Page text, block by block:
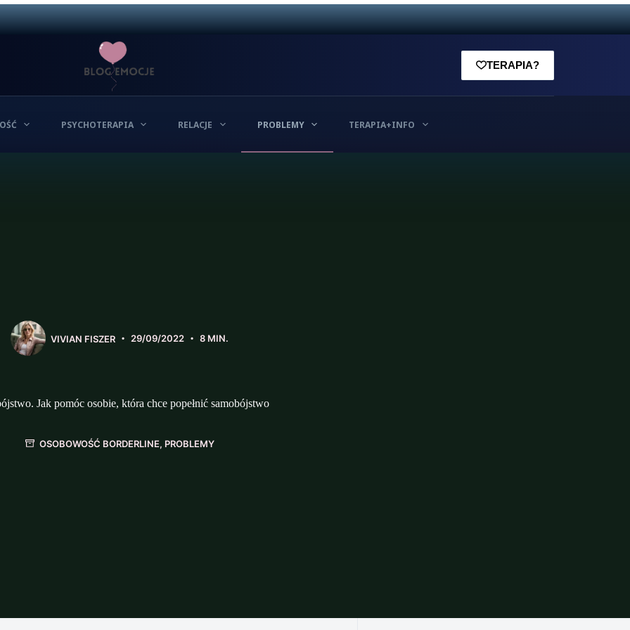
TERAPIA?
PSYCHOTERAPIA RELACJE PROBLEMY TERAPIA+INFO
VIVIAN FISZER 29/09/2022 8 MIN.
Jak pomóc osobie, która chce popełnić samobójstwo
OSOBOWOŚĆ BORDERLINE, PROBLEMY